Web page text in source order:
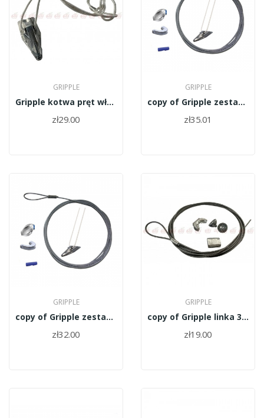
GRIPPLE
Gripple kotwa pręt włóknowy 0,9m/GA3-FT-0,9M/
zł29.00
GRIPPLE
copy of Gripple zestaw kotwa 3/0,9m+linka 4,5 m...
zł35.01
GRIPPLE
copy of Gripple zestaw kotwa 3/0,9m+linka 4,5 m...
zł32.00
GRIPPLE
copy of Gripple linka 3mm/4m+GP1 - GPAK-PM3-4M
zł19.00